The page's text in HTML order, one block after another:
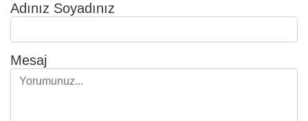
Adınız Soyadınız
Mesaj